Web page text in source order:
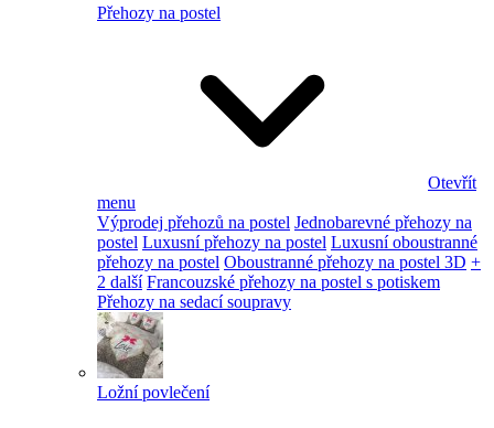
Přehozy na postel
Otevřít
menu
Výprodej přehozů na postel Jednobarevné přehozy na
postel Luxusní přehozy na postel Luxusní oboustranné
přehozy na postel Oboustranné přehozy na postel 3D +
2 další Francouzské přehozy na postel s potiskem
Přehozy na sedací soupravy
Ložní povlečení